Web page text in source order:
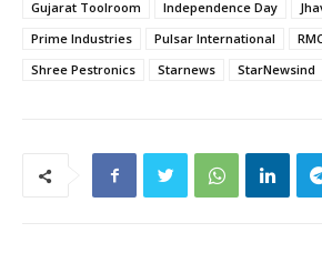
Gujarat Toolroom
Independence Day
Prime Industries
Pulsar International
Shree Pestronics
Starnews StarNewsind